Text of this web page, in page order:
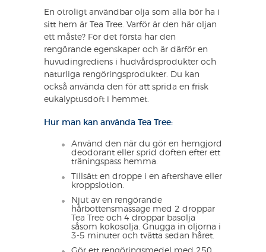
En otroligt användbar olja som alla bör ha i
sitt hem är Tea Tree. Varför är den här oljan
ett måste? För det första har den
rengörande egenskaper och är därför en
huvudingrediens i hudvårdsprodukter och
naturliga rengöringsprodukter. Du kan
också använda den för att sprida en frisk
eukalyptusdoft i hemmet.
Hur man kan använda Tea Tree:
Använd den när du gör en hemgjord
deodorant eller sprid doften efter ett
träningspass hemma.
Tillsätt en droppe i en aftershave eller
kroppslotion.
Njut av en rengörande
hårbottensmassage med 2 droppar
Tea Tree och 4 droppar basolja
såsom kokosolja. Gnugga in oljorna i
3-5 minuter och tvätta sedan håret.